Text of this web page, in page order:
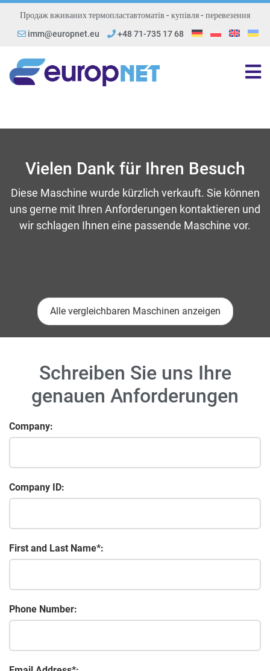
Продаж вживаних термопластавтоматів - купівля - перевезення
imm@europnet.eu
+48 71-735 17 68
Vielen Dank für Ihren Besuch
Diese Maschine wurde kürzlich verkauft. Sie können
uns gerne mit Ihren Anforderungen kontaktieren und
wir schlagen Ihnen eine passende Maschine vor.
Alle vergleichbaren Maschinen anzeigen
Schreiben Sie uns Ihre
genauen Anforderungen
Company:
Company ID:
First and Last Name*:
Phone Number: